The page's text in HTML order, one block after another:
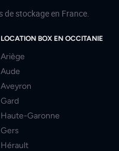
stockage en France.
LOCATION BOX EN OCCITANIE
Ariège
Aude
Aveyron
Gard
Haute-Garonne
Gers
Hérault